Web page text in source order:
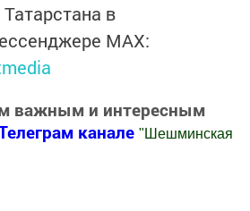
в
MАХ:
важным и интересным
канале " Шешминская